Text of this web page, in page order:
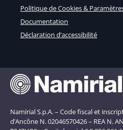
Politique de Cookies &
Documentation
Déclaration d’accessibilité
Namirial S.p.A. – Code fiscal et
d’Ancône N. 02046570426 – REA N.